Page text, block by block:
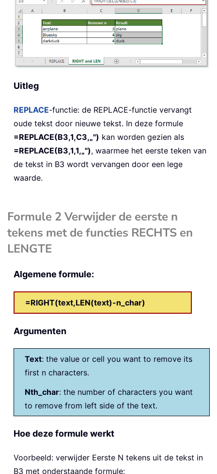
Uitleg
REPLACE-functie: de REPLACE-functie vervangt
oude tekst door nieuwe tekst. In deze formule
=REPLACE(B3,1,C3,„") kan worden gezien als
=REPLACE(B3,1,1,„"), waarmee het eerste teken van
de tekst in B3 wordt vervangen door een lege
waarde.
Formule 2 Verwijder de eerste n
tekens met de functies RECHTS en
LENGTE
Algemene formule:
=RIGHT(text,LEN(text)-n_char)
Argumenten
Text: the value or cell you want to remove its
first n characters.
Nth_char: the number of characters you want
to remove from left side of the text.
Hoe deze formule werkt
Voorbeeld: verwijder Eerste N tekens uit de tekst in
B3 met onderstaande formule: